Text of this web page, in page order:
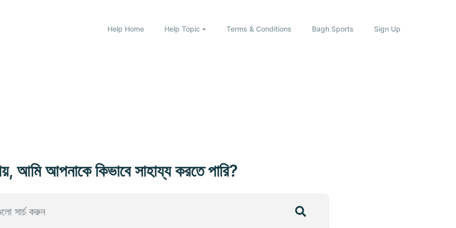
Help Home Help Topic Terms & Conditions Bagh Sports Sign Up
আমি আপনাকে কিভাবে সাহায্য করতে পারি?